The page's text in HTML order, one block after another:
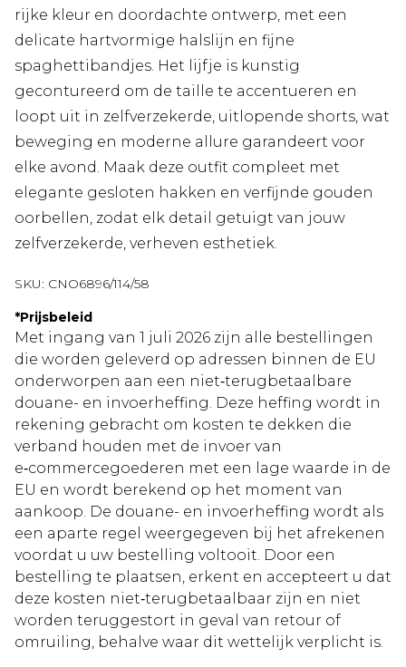
rijke kleur en doordachte ontwerp, met een
delicate hartvormige halslijn en fijne
spaghettibandjes. Het lijfje is kunstig
gecontureerd om de taille te accentueren en
loopt uit in zelfverzekerde, uitlopende shorts, wat
beweging en moderne allure garandeert voor
elke avond. Maak deze outfit compleet met
elegante gesloten hakken en verfijnde gouden
oorbellen, zodat elk detail getuigt van jouw
zelfverzekerde, verheven esthetiek.
SKU: CNO6896/114/58
*Prijsbeleid
Met ingang van 1 juli 2026 zijn alle bestellingen
die worden geleverd op adressen binnen de EU
onderworpen aan een niet‑terugbetaalbare
douane- en invoerheffing. Deze heffing wordt in
rekening gebracht om kosten te dekken die
verband houden met de invoer van
e‑commercegoederen met een lage waarde in de
EU en wordt berekend op het moment van
aankoop. De douane- en invoerheffing wordt als
een aparte regel weergegeven bij het afrekenen
voordat u uw bestelling voltooit. Door een
bestelling te plaatsen, erkent en accepteert u dat
deze kosten niet‑terugbetaalbaar zijn en niet
worden teruggestort in geval van retour of
omruiling, behalve waar dit wettelijk verplicht is.